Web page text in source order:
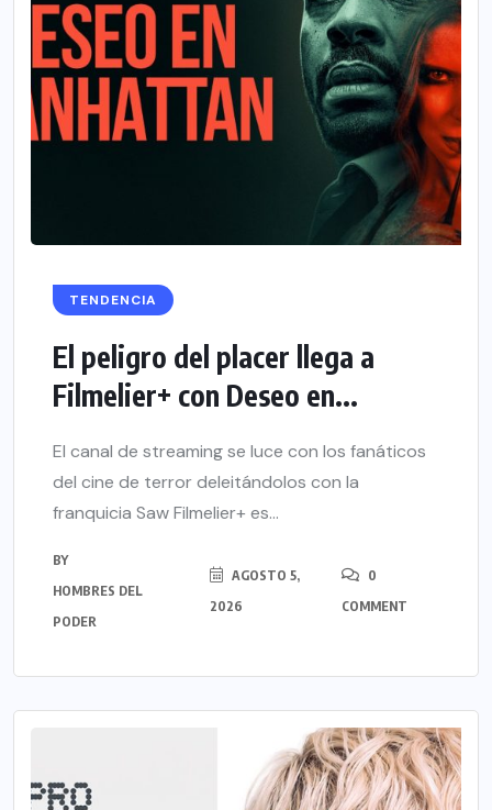
TENDENCIA
El peligro del placer llega a
Filmelier+ con Deseo en...
El canal de streaming se luce con los fanáticos
del cine de terror deleitándolos con la
franquicia Saw Filmelier+ es...
BY
HOMBRES DEL
PODER
AGOSTO 5,
2026
0
COMMENT